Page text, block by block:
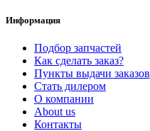
Информация
Подбор запчастей
Как сделать заказ?
Пункты выдачи заказов
Стать дилером
О компании
About us
Контакты